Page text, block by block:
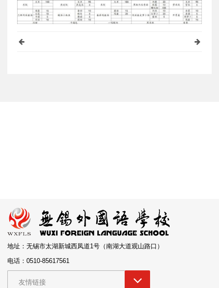
地址：无锡市太湖新城西凤道1号（南湖大道观山路口）
电话：0510-85617561
友情链接